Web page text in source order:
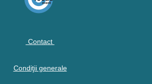
Contact
Condiţii generale